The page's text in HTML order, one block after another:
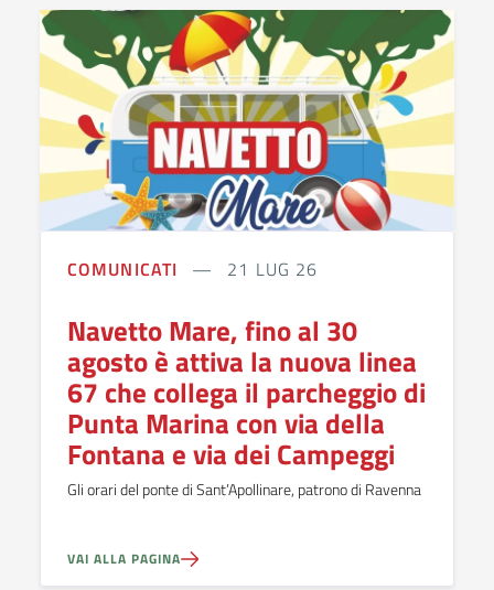
COMUNICATI 21 LUG 26
Navetto Mare, fino al 30
agosto è attiva la nuova linea
67 che collega il parcheggio di
Punta Marina con via della
Fontana e via dei Campeggi
Gli orari del ponte di Sant’Apollinare, patrono di Ravenna
VAI ALLA PAGINA